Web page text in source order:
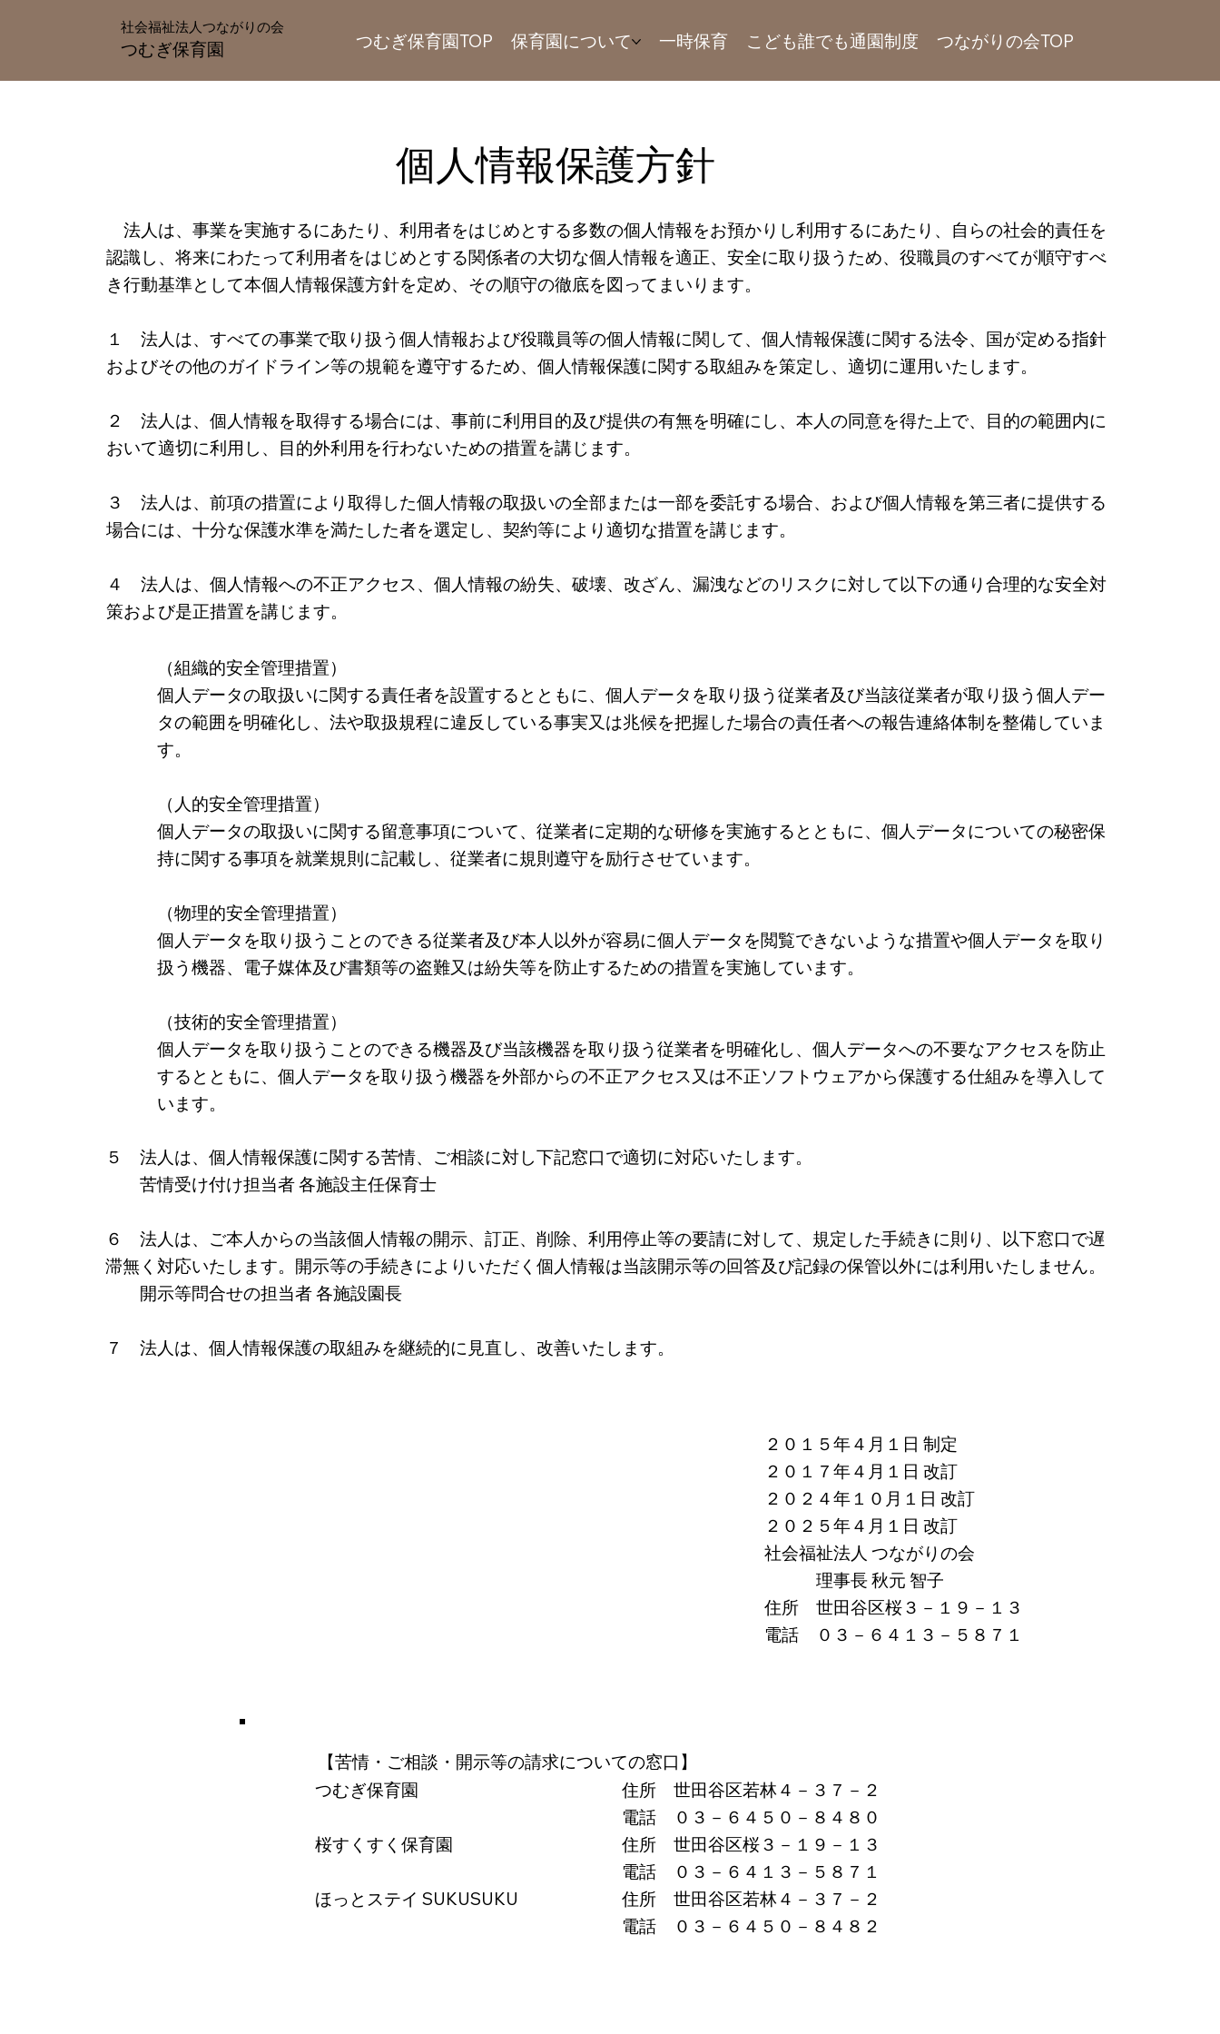
つむぎ保育園TOP 保育園について 一時保育 こども誰でも通園制度 つながりの会TOP
社会福祉法人つながりの会
つむぎ保育園
​個人情報保護方針
法人は、事業を実施するにあたり、利用者をはじめとする多数の個人情報をお預かりし利用するにあたり、自らの社会的責任を
認識し、将来にわたって利用者をはじめとする関係者の大切な個人情報を適正、安全に取り扱うため、役職員のすべてが順守すべ
き行動基準として本個人情報保護方針を定め、その順守の徹底を図ってまいります。
１ 法人は、すべての事業で取り扱う個人情報および役職員等の個人情報に関して、個人情報保護に関する法令、国が定める指針
およびその他のガイドライン等の規範を遵守するため、個人情報保護に関する取組みを策定し、適切に運用いたします。
２ 法人は、個人情報を取得する場合には、事前に利用目的及び提供の有無を明確にし、本人の同意を得た上で、目的の範囲内に
おいて適切に利用し、目的外利用を行わないための措置を講じます。
３ 法人は、前項の措置により取得した個人情報の取扱いの全部または一部を委託する場合、および個人情報を第三者に提供する
場合には、十分な保護水準を満たした者を選定し、契約等により適切な措置を講じます。
４ 法人は、個人情報への不正アクセス、個人情報の紛失、破壊、改ざん、漏洩などのリスクに対して以下の通り合理的な安全対
策および是正措置を講じます。
（組織的安全管理措置）
個⼈データの取扱いに関する責任者を設置するとともに、個⼈データを取り扱う従業者及び当該従業者が取り扱う個⼈デー
タの範囲を明確化し、法や取扱規程に違反している事実⼜は兆候を把握した場合の責任者への報告連絡体制を整備していま
す。
（⼈的安全管理措置）
個⼈データの取扱いに関する留意事項について、従業者に定期的な研修を実施するとともに、個⼈データについての秘密保
持に関する事項を就業規則に記載し、従業者に規則遵守を励行させています。
（物理的安全管理措置）
個人データを取り扱うことのできる従業者及び本人以外が容易に個人データを閲覧できないような措置や個人データを取り
扱う機器、電子媒体及び書類等の盗難又は紛失等を防止するための措置を実施しています。
（技術的安全管理措置）
個人データを取り扱うことのできる機器及び当該機器を取り扱う従業者を明確化し、個人データへの不要なアクセスを防止
するとともに、個人データを取り扱う機器を外部からの不正アクセス又は不正ソフトウェアから保護する仕組みを導入して
います。
５ 法人は、個人情報保護に関する苦情、ご相談に対し下記窓口で適切に対応いたします。
苦情受け付け担当者 各施設主任保育士
６ 法人は、ご本人からの当該個人情報の開示、訂正、削除、利用停止等の要請に対して、規定した手続きに則り、以下窓口で遅
滞無く対応いたします。開示等の手続きによりいただく個人情報は当該開示等の回答及び記録の保管以外には利用いたしません。
開示等問合せの担当者 各施設園長
７ 法人は、個人情報保護の取組みを継続的に見直し、改善いたします。
２０１５年４月１日 制定
２０１７年４月１日 改訂
２０２４年１０月１日 改訂
２０２５年４月１日 改訂
社会福祉法人 つながりの会
理事長 秋元 智子
住所 世田谷区桜３－１９－１３
電話 ０３－６４１３－５８７１
【苦情・ご相談・開示等の請求についての窓口】
つむぎ保育園
桜すくすく保育園
ほっとステイ SUKUSUKU
住所 世田谷区若林４－３７－２
電話 ０３－６４５０－８４８０
住所 世田谷区桜３－１９－１３
電話 ０３－６４１３－５８７１
住所 世田谷区若林４－３７－２
電話 ０３－６４５０－８４８２